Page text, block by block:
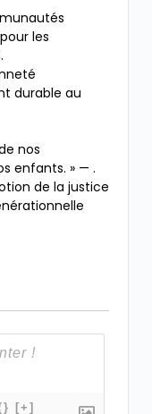
les
durable au
nos
enfants. » — .
de la justice
[+]